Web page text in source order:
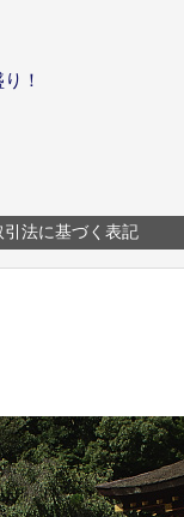
！
引法に基づく表記